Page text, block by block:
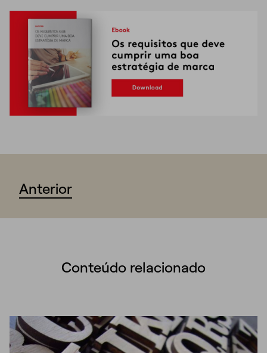
Anterior
Conteúdo relacionado